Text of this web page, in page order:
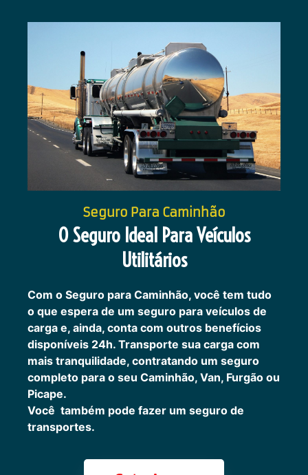
Seguro Para Caminhão
O Seguro Ideal Para Veículos
Utilitários
Com o Seguro para Caminhão, você tem tudo
o que espera de um seguro para veículos de
carga e, ainda, conta com outros benefícios
disponíveis 24h. Transporte sua carga com
mais tranquilidade, contratando um seguro
completo para o seu Caminhão, Van, Furgão ou
Picape.
Você também pode fazer um seguro de
transportes.